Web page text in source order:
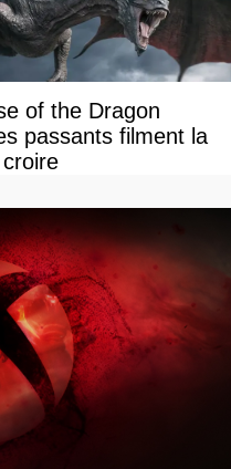
of the Dragon
passants filment la